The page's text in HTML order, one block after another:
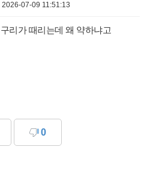
2026-07-09 11:51:13
리가 때리는데 왜 약하냐고
0